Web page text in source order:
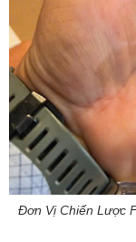
Đơn Vị Chiến Lược